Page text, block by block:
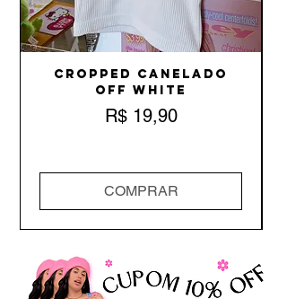
Cropped Canelado
Off White
Preço
R$ 19,90
COMPRAR